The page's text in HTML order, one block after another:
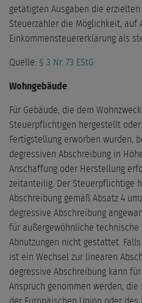
getätigten Ausgaben die
Steuerzahler die Möglichkeit, auf
Einkommensteuererklärung als
Quelle: § 3 Nr. 73 EStG
Wohngebäude
Für Gebäude, die dem
Steuerpflichtigen hergestellt oder
Fertigstellung erworben wurden,
degressiven Abschreibung in
Anschaffung oder Herstellung
zeitanteilig. Der Steuerpflichtige
Abschreibung gemäß Absatz 4
degressive Abschreibung
für außergewöhnliche
Abnutzungen nicht gestattet.
ist ein Wechsel zur linearen
degressive Abschreibung kann
Anspruch genommen werden,